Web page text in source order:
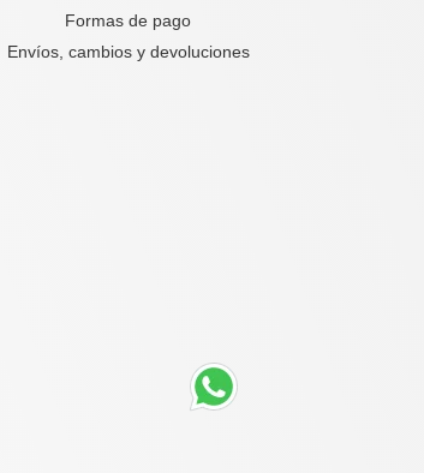
Formas de pago
Envíos, cambios y devoluciones